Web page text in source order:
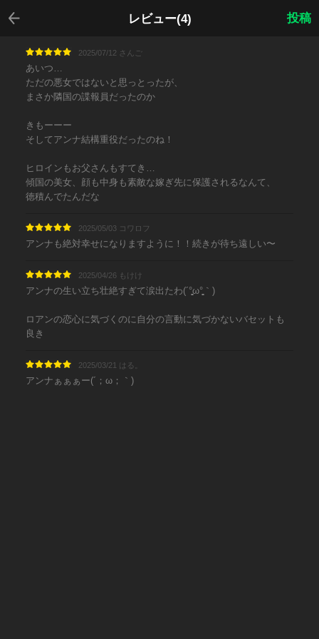
レビュー(4)
戻る
投稿
2025/07/12 さんご
あいつ…
ただの悪女ではないと思っとったが、
まさか隣国の諜報員だったのか
きもーーー
そしてアンナ結構重役だったのね！
ヒロインもお父さんもすてき…
傾国の美女、顔も中身も素敵な嫁ぎ先に保護されるなんて、
徳積んでたんだな
2025/05/03 コワロフ
アンナも絶対幸せになりますように！！続きが待ち遠しい〜
2025/04/26 もけけ
アンナの生い立ち壮絶すぎて涙出たわ(´°̥̥̥̥̥̥̥̥ω°̥̥̥̥̥̥̥̥｀)
ロアンの恋心に気づくのに自分の言動に気づかないバセットも
良き
2025/03/21 はる。
アンナぁぁぁー(´；ω；｀)